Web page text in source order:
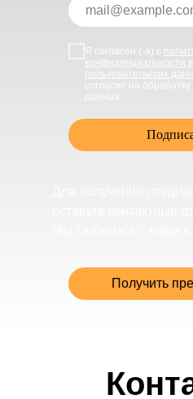
Я согласен (-а) с
конфиденциальности
пользовательских
согласие на обработку
данных
Получить